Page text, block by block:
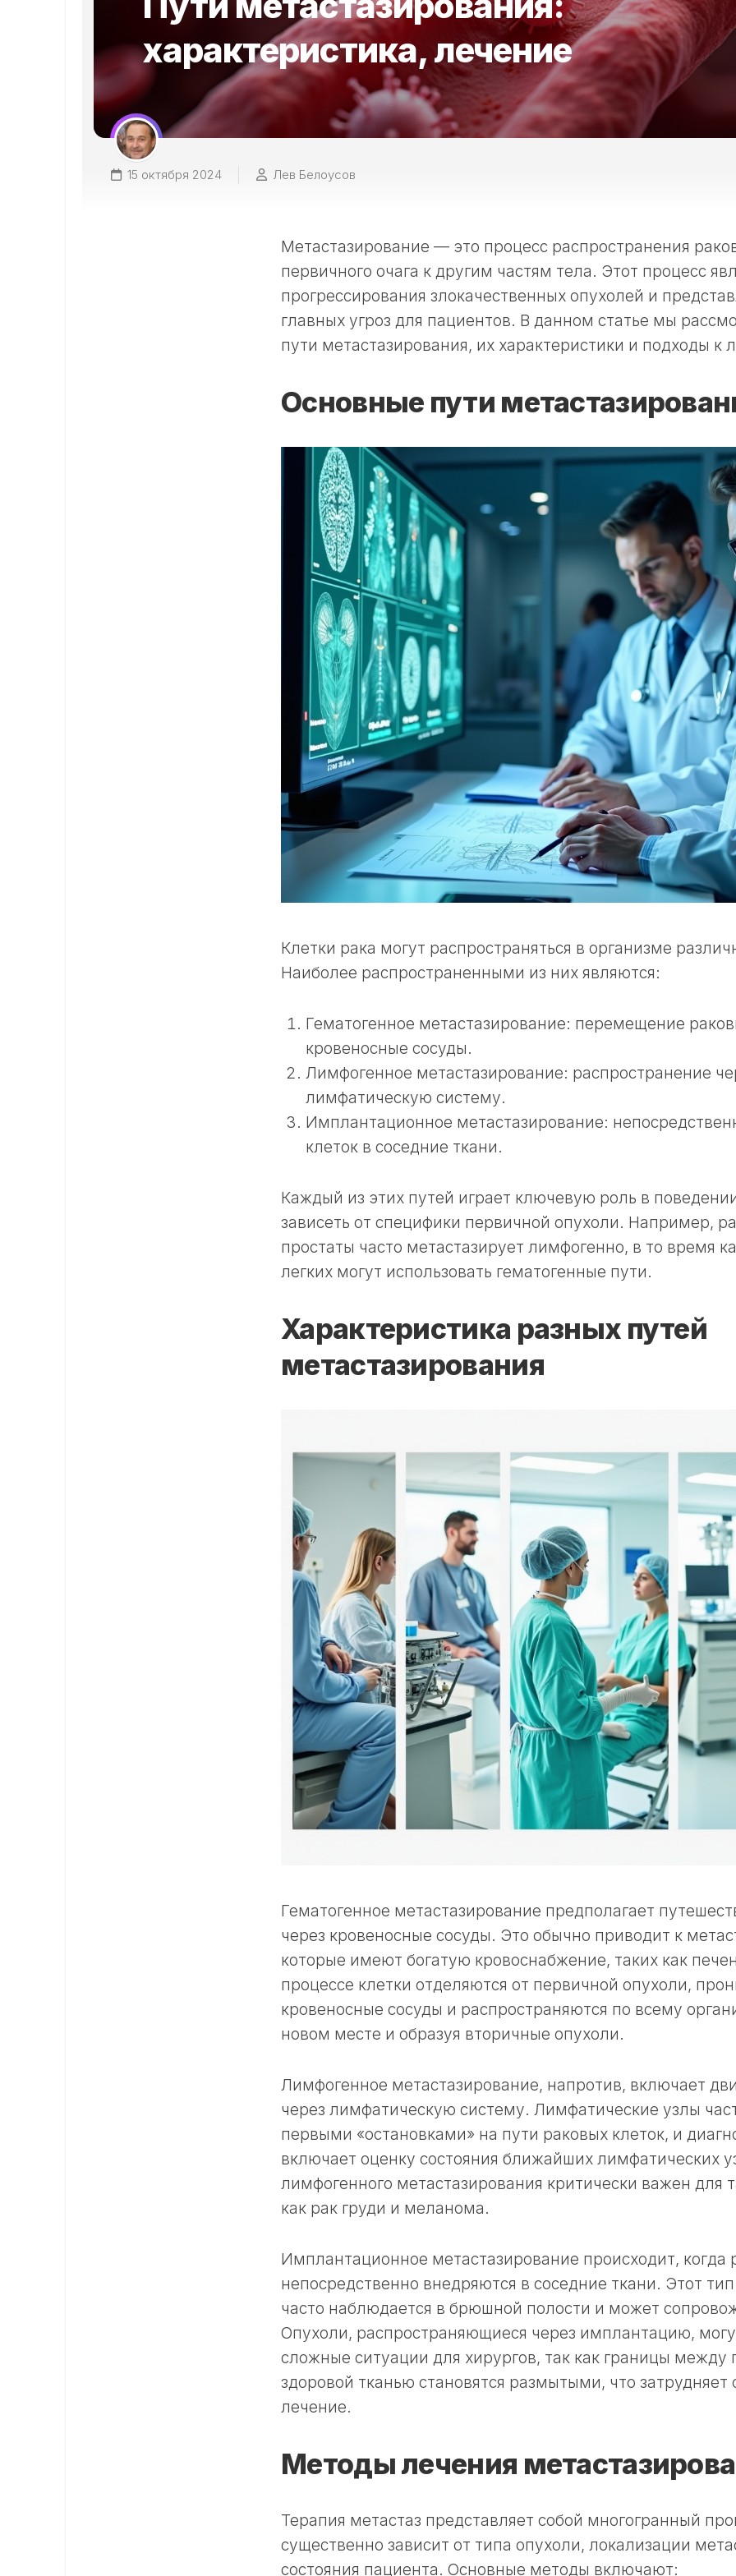
характеристика, лечение
15 октября 2024 Лев Белоусов
Метастазирование — это процесс распространения
первичного очага к другим частям тела. Этот процесс
прогрессирования злокачественных опухолей и
главных угроз для пациентов. В данном статье мы
пути метастазирования, их характеристики и подходы к
Основные пути
Клетки рака могут распространяться в организме
Наиболее распространенными из них являются:
Гематогенное метастазирование: перемещение
кровеносные сосуды.
Лимфогенное метастазирование: распространение
лимфатическую систему.
Имплантационное метастазирование:
клеток в соседние ткани.
Каждый из этих путей играет ключевую роль в
зависеть от специфики первичной опухоли. Например,
простаты часто метастазирует лимфогенно, в то время
легких могут использовать гематогенные пути.
Характеристика разных путей
метастазирования
Гематогенное метастазирование предполагает
через кровеносные сосуды. Это обычно приводит к
которые имеют богатую кровоснабжение, таких как
процессе клетки отделяются от первичной опухоли,
кровеносные сосуды и распространяются по всему
новом месте и образуя вторичные опухоли.
Лимфогенное метастазирование, напротив, включает
через лимфатическую систему. Лимфатические узлы
первыми «остановками» на пути раковых клеток, и
включает оценку состояния ближайших лимфатических
лимфогенного метастазирования критически важен для
как рак груди и меланома.
Имплантационное метастазирование происходит, когда
непосредственно внедряются в соседние ткани. Этот
часто наблюдается в брюшной полости и может
Опухоли, распространяющиеся через имплантацию,
сложные ситуации для хирургов, так как границы
здоровой тканью становятся размытыми, что затрудняет
лечение.
Методы лечения
Терапия метастаз представляет собой многогранный
существенно зависит от типа опухоли, локализации
состояния пациента. Основные методы включают: